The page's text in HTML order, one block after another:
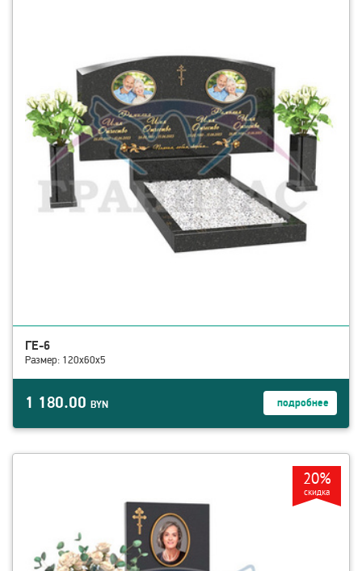
ГЕ-6
Размер: 120х60х5
1 180.00 BYN подробнее
смотреть детали Памятник МЕ-0 Месторождение: КАРЕЛИЯ
20%
скидка